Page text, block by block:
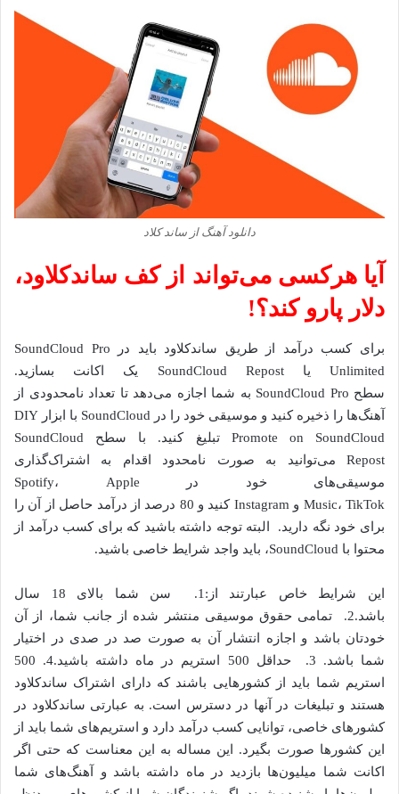
دانلود آهنگ از ساند کلاد
آیا هرکسی می‌تواند از کف ساندکلاود،
دلار پارو کند؟!
برای کسب درآمد از طریق ساندکلاود باید در SoundCloud Pro
Unlimited یا SoundCloud Repost یک اکانت بسازید.
سطح SoundCloud Pro به شما اجازه می‌دهد تا تعداد نامحدودی از
آهنگ‌ها را ذخیره کنید و موسیقی خود را در SoundCloud با ابزار DIY
Promote on SoundCloud تبلیغ کنید. با سطح SoundCloud
Repost می‌توانید به صورت نامحدود اقدام به اشتراک‌گذاری
موسیقی‌های خود در Spotify، Apple
Music، TikTok و Instagram کنید و 80 درصد از درآمد حاصل از آن را
برای خود نگه دارید. البته توجه داشته باشید که برای کسب درآمد از
محتوا با SoundCloud، باید واجد شرایط خاصی باشید.
این شرایط خاص عبارتند از:1. سن شما بالای 18 سال
باشد.2. تمامی حقوق موسیقی منتشر شده از جانب شما، از آن
خودتان باشد و اجازه انتشار آن به صورت صد در صدی در اختیار
شما باشد. 3. حداقل 500 استریم در ماه داشته باشید.4. 500
استریم شما باید از کشورهایی باشند که دارای اشتراک ساندکلاود
هستند و تبلیغات در آنها در دسترس است. به عبارتی ساندکلاود در
کشورهای خاصی، توانایی کسب درآمد دارد و استریم‌های شما باید از
این کشورها صورت بگیرد. این مساله به این معناست که حتی اگر
اکانت شما میلیون‌ها بازدید در ماه داشته باشد و آهنگ‌های شما